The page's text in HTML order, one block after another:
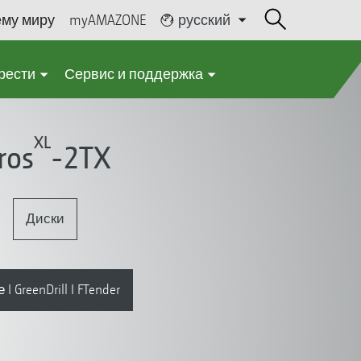
миру myAMAZONE русский
Сервис и поддержка
XL-2TX
Диски
GreenDrill I FTender